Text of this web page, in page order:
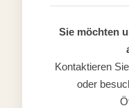
Sie möchten
Kontaktieren
oder